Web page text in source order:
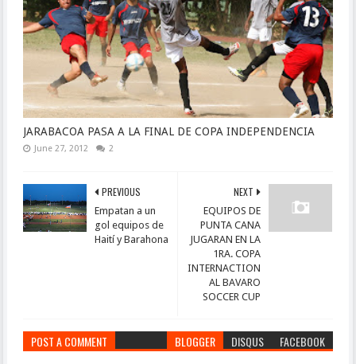
JARABACOA PASA A LA FINAL DE COPA INDEPENDENCIA
June 27, 2012 2
NEXT
EQUIPOS DE
PUNTA CANA
JUGARAN EN LA
1RA. COPA
INTERNACTION
AL BAVARO
SOCCER CUP
PREVIOUS
Empatan a un
gol equipos de
Haití y Barahona
POST A COMMENT BLOGGER DISQUS FACEBOOK